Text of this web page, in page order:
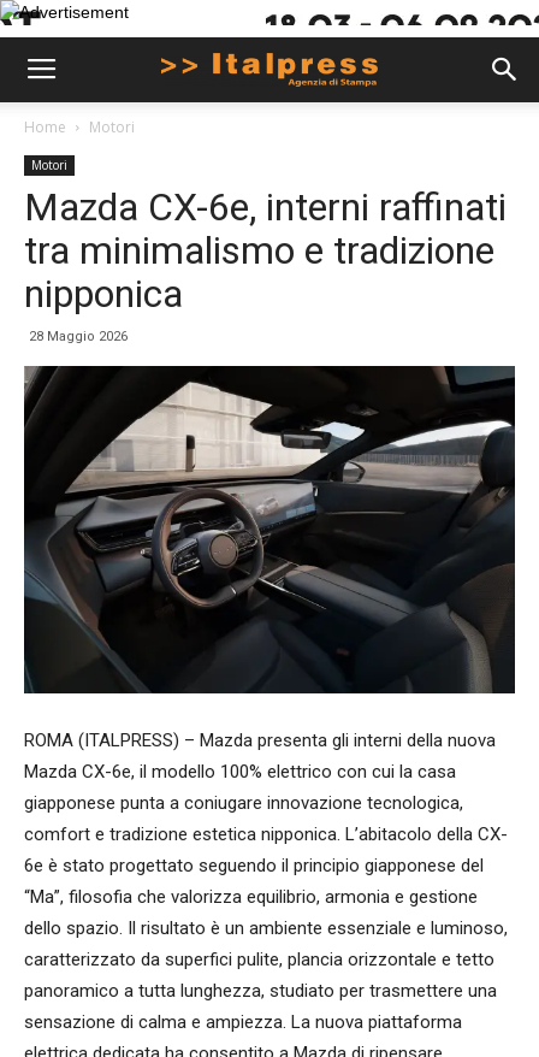
Home Motori
Motori
Mazda CX-6e, interni raffinati
tra minimalismo e tradizione
nipponica
28 Maggio 2026
ROMA (ITALPRESS) – Mazda presenta gli interni della nuova
Mazda CX-6e, il modello 100% elettrico con cui la casa
giapponese punta a coniugare innovazione tecnologica,
comfort e tradizione estetica nipponica. L’abitacolo della CX-
6e è stato progettato seguendo il principio giapponese del
“Ma”, filosofia che valorizza equilibrio, armonia e gestione
dello spazio. Il risultato è un ambiente essenziale e luminoso,
caratterizzato da superfici pulite, plancia orizzontale e tetto
panoramico a tutta lunghezza, studiato per trasmettere una
sensazione di calma e ampiezza. La nuova piattaforma